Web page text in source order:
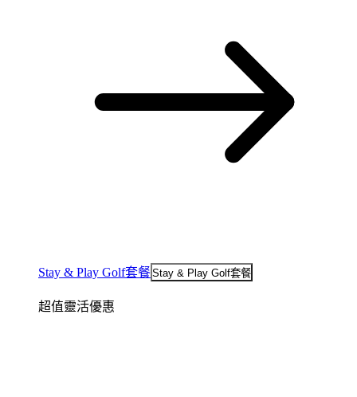
Stay & Play Golf套餐Stay & Play Golf套餐
超值靈活優惠